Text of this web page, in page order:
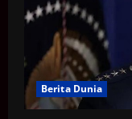
Berita Dunia